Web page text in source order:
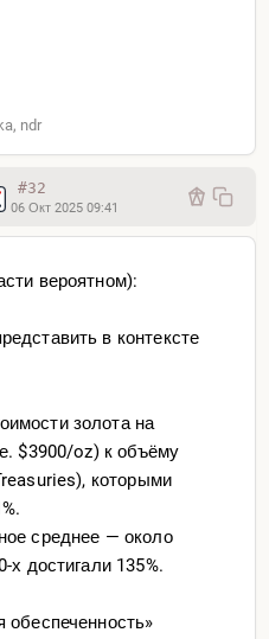
ndr
#32
06 Окт 2025 09:41
вероятном):
в контексте
золота на
$3900/oz) к объёму
которыми
среднее — около
х достигали 135%.
обеспеченность»